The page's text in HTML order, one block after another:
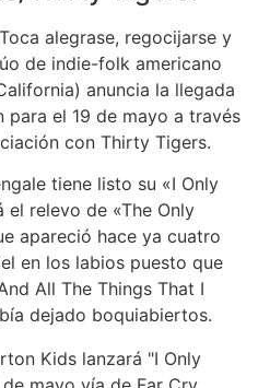
alegrase, regocijarse y
de indie-folk americano
anuncia la llegada
para el 19 de mayo a través
con Thirty Tigers.
tiene listo su «I Only
el relevo de «The Only
apareció hace ya cuatro
en los labios puesto que
All The Things That I
dejado boquiabiertos.